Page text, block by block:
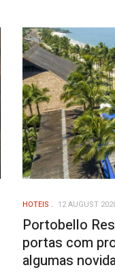
HOTEIS 12 AUGUST
Portobello
portas com
algumas